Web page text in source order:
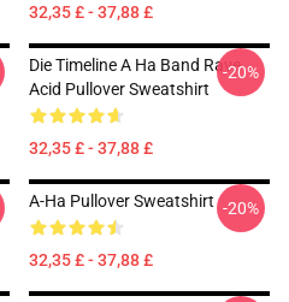
32,35 £ - 37,88 £
Die Timeline A Ha Band Rave
Acid Pullover Sweatshirt
32,35 £ - 37,88 £
-20%
A-Ha Pullover Sweatshirt
32,35 £ - 37,88 £
-20%